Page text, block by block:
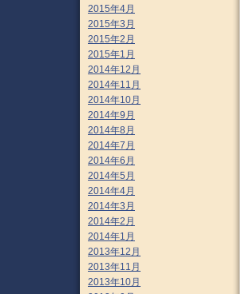
2015年4月
2015年3月
2015年2月
2015年1月
2014年12月
2014年11月
2014年10月
2014年9月
2014年8月
2014年7月
2014年6月
2014年5月
2014年4月
2014年3月
2014年2月
2014年1月
2013年12月
2013年11月
2013年10月